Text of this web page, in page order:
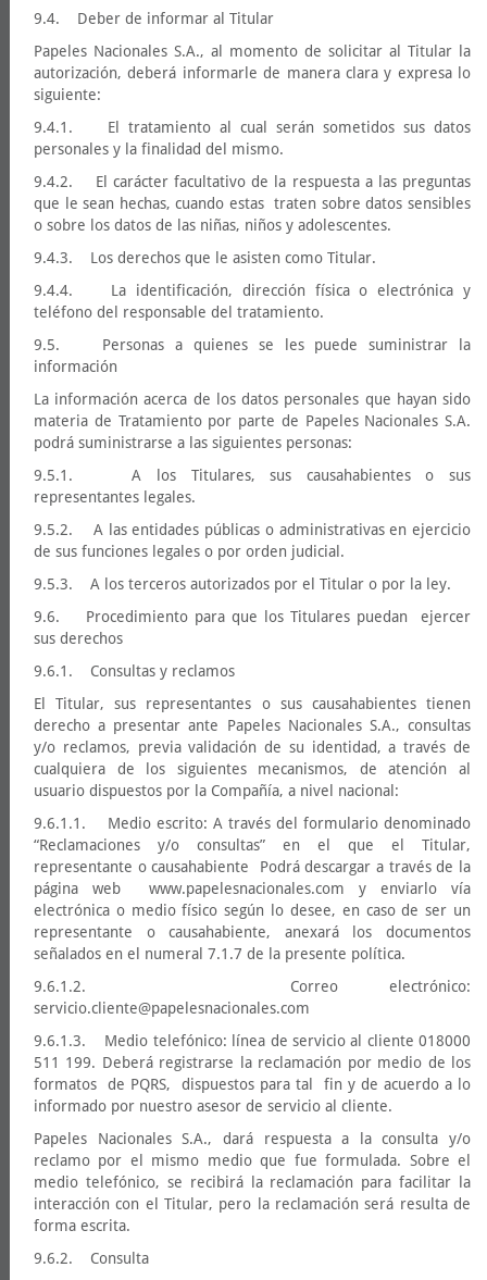
9.4. Deber de informar al Titular
Papeles Nacionales S.A., al momento de solicitar al Titular la
autorización, deberá informarle de manera clara y expresa lo
siguiente:
9.4.1. El tratamiento al cual serán sometidos sus datos
personales y la finalidad del mismo.
9.4.2. El carácter facultativo de la respuesta a las preguntas
que le sean hechas, cuando estas traten sobre datos sensibles
o sobre los datos de las niñas, niños y adolescentes.
9.4.3. Los derechos que le asisten como Titular.
9.4.4. La identificación, dirección física o electrónica y
teléfono del responsable del tratamiento.
9.5. Personas a quienes se les puede suministrar la
información
La información acerca de los datos personales que hayan sido
materia de Tratamiento por parte de Papeles Nacionales S.A.
podrá suministrarse a las siguientes personas:
9.5.1. A los Titulares, sus causahabientes o sus
representantes legales.
9.5.2. A las entidades públicas o administrativas en ejercicio
de sus funciones legales o por orden judicial.
9.5.3. A los terceros autorizados por el Titular o por la ley.
9.6. Procedimiento para que los Titulares puedan ejercer
sus derechos
9.6.1. Consultas y reclamos
El Titular, sus representantes o sus causahabientes tienen
derecho a presentar ante Papeles Nacionales S.A., consultas
y/o reclamos, previa validación de su identidad, a través de
cualquiera de los siguientes mecanismos, de atención al
usuario dispuestos por la Compañía, a nivel nacional:
9.6.1.1. Medio escrito: A través del formulario denominado
“Reclamaciones y/o consultas” en el que el Titular,
representante o causahabiente Podrá descargar a través de la
página web www.papelesnacionales.com y enviarlo vía
electrónica o medio físico según lo desee, en caso de ser un
representante o causahabiente, anexará los documentos
señalados en el numeral 7.1.7 de la presente política.
9.6.1.2. Correo electrónico:
servicio.cliente@papelesnacionales.com
9.6.1.3. Medio telefónico: línea de servicio al cliente 018000
511 199. Deberá registrarse la reclamación por medio de los
formatos de PQRS, dispuestos para tal fin y de acuerdo a lo
informado por nuestro asesor de servicio al cliente.
Papeles Nacionales S.A., dará respuesta a la consulta y/o
reclamo por el mismo medio que fue formulada. Sobre el
medio telefónico, se recibirá la reclamación para facilitar la
interacción con el Titular, pero la reclamación será resulta de
forma escrita.
9.6.2. Consulta